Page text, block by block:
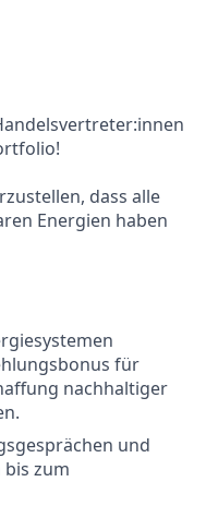
dass alle
Energien haben
für
nachhaltiger
und
zum